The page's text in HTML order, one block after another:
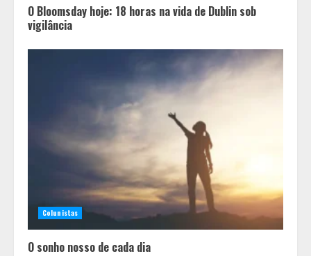
O Bloomsday hoje: 18 horas na vida de Dublin sob
vigilância
Colunistas
O sonho nosso de cada dia
Equipe conquista 22 medalhas e
garante 12 vagas para etapas
nacionais em segunda etapa do
JEMG, em Pará de Minas
Grandes marcas, preços baixos e
uma causa que transforma vidas